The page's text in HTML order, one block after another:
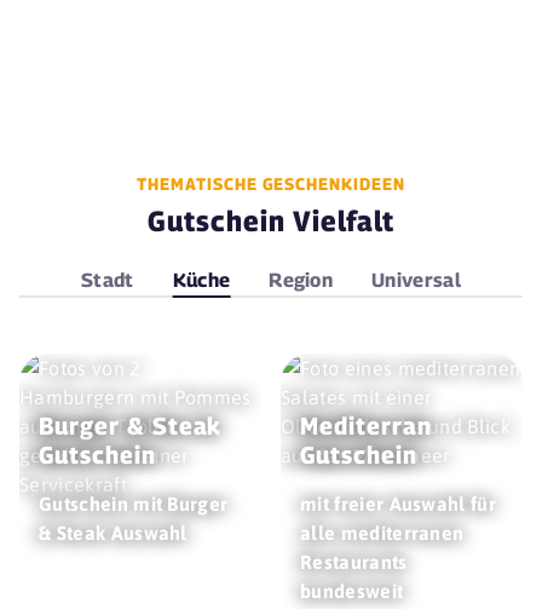
THEMATISCHE GESCHENKIDEEN
Gutschein Vielfalt
Stadt Küche Region Universal
Burger & Steak
Gutschein
Gutschein mit Burger
& Steak Auswahl
Mediterran
Gutschein
mit freier Auswahl für
alle mediterranen
Restaurants
bundesweit